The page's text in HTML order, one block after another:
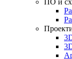
ПО и